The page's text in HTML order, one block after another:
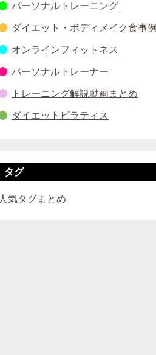
パーソナルトレーニング
ダイエット・ボディメイク食事例
オンラインフィットネス
パーソナルトレーナー
トレーニング解説動画まとめ
ダイエットピラティス
タグ
人気タグまとめ